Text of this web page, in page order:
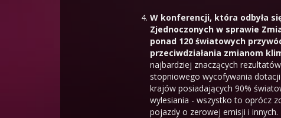
W konferencji, która odbyła
Zjednoczonych w sprawie
ponad 120 światowych
przeciwdziałania zmianom
najbardziej znaczących
stopniowego wycofywania
krajów posiadających 90%
wylesiania - wszystko to oprócz
pojazdy o zerowej emisji i innych.